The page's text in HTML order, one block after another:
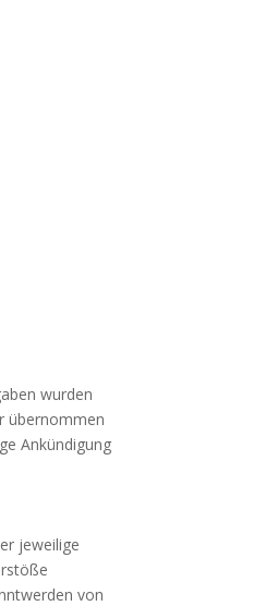
wurden
übernommen
Ankündigung
jeweilige
von